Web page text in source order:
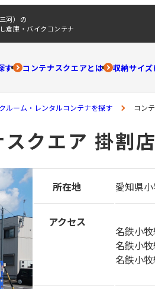
河）の
倉庫・バイクコンテナ
す コンテナスクエアとは 収納サイ
ルーム・レンタルコンテナを探す コン
スクエア 掛割店
所在地 愛知県
アクセス
名鉄小
名鉄小
名鉄小